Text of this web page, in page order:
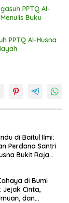
PPTQ Al-
Buku
PPTQ Al-Husna
di Baitul Ilmi:
Perdana Santri
Bukit Raja
di Bumi
Jejak Cinta,
dan